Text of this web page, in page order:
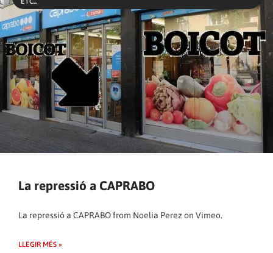
La repressió a CAPRABO
La repressió a CAPRABOfrom Noelia Perezon Vimeo.
LLEGIR MÉS »